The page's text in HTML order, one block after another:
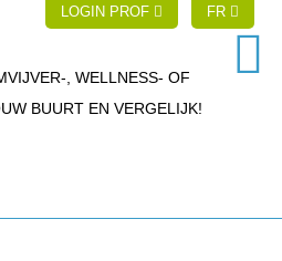
LOGIN PROF FR
, WELLNESS- OF
BUURT EN VERGELIJK!